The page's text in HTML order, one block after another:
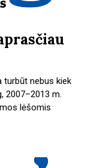
turbūt nebus kiek
2007–2013 m.
lėšomis